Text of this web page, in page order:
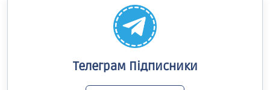
Телеграм Підписники